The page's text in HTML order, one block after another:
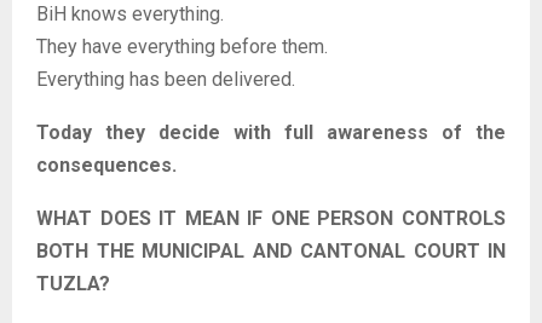
BiH knows everything.
They have everything before them.
Everything has been delivered.
Today they decide with full awareness of the
consequences.
WHAT DOES IT MEAN IF ONE PERSON CONTROLS
BOTH THE MUNICIPAL AND CANTONAL COURT IN
TUZLA?